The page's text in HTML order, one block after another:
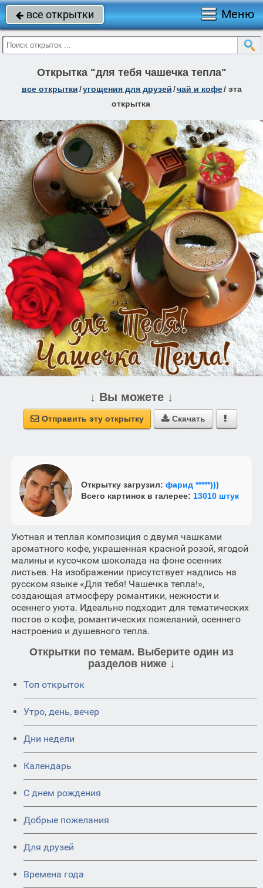
 все открытки Меню
Открытка "для тебя чашечка тепла"
все открытки/угощения для друзей/чай и кофе/ эта
открытка
↓ Вы можете ↓
 Отправить эту открытку  Скачать 
Открытку загрузил: фарид *****)))
Всего картинок в галерее: 13010 штук
Уютная и теплая композиция с двумя чашками
ароматного кофе, украшенная красной розой, ягодой
малины и кусочком шоколада на фоне осенних
листьев. На изображении присутствует надпись на
русском языке «Для тебя! Чашечка тепла!»,
создающая атмосферу романтики, нежности и
осеннего уюта. Идеально подходит для тематических
постов о кофе, романтических пожеланий, осеннего
настроения и душевного тепла.
Открытки по темам. Выберите один из
разделов ниже ↓
Топ открыток
Утро, день, вечер
Дни недели
Календарь
C днем рождения
Добрые пожелания
Для друзей
Времена года